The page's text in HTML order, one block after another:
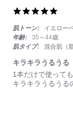
肌トーン:
イエロー
年齢:
35～44歳
肌タイプ:
混合肌（
キラキラうるうる
Review
by
review
stating
1本だけで使って
キラキラうるうる